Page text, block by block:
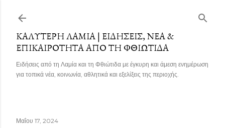
ΚΑΛΎΤΕΡΗ ΛΑΜΊΑ | ΕΙΔΉΣΕΙΣ, ΝΈΑ &
ΕΠΙΚΑΙΡΌΤΗΤΑ ΑΠΌ ΤΗ ΦΘΙΏΤΙΔΑ
Ειδήσεις από τη Λαμία και τη Φθιώτιδα με έγκυρη και άμεση ενημέρωση
για τοπικά νέα, κοινωνία, αθλητικά και εξελίξεις της περιοχής.
Μαΐου 17, 2024